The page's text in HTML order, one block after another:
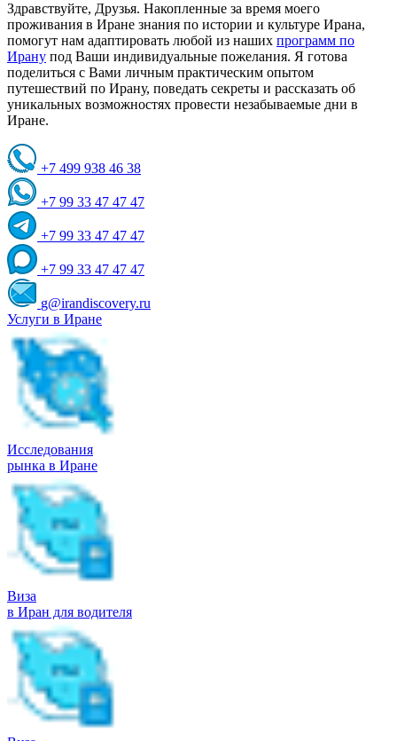
Здравствуйте, Друзья. Накопленные за время моего
проживания в Иране знания по истории и культуре Ирана,
помогут нам адаптировать любой из наших программ по
Ирану под Ваши индивидуальные пожелания. Я готова
поделиться с Вами личным практическим опытом
путешествий по Ирану, поведать секреты и рассказать об
уникальных возможностях провести незабываемые дни в
Иране.
+7 499 938 46 38
+7 99 33 47 47 47
+7 99 33 47 47 47
+7 99 33 47 47 47
g@irandiscovery.ru
Услуги в Иране
Исследования
рынка в Иране
Виза
в Иран для водителя